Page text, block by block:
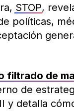
STOP,
políticas,
filtrado de
de
y detalla